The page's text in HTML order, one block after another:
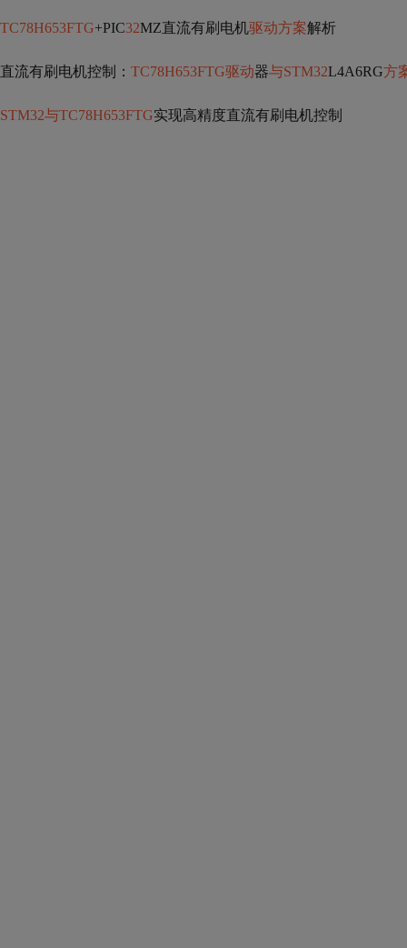
TC78H653FTG+PIC32MZ直流有刷电机驱动方案解析
直流有刷电机控制： TC78H653FTG驱动器与STM32L4A6RG方
STM32与TC78H653FTG实现高精度直流有刷电机控制